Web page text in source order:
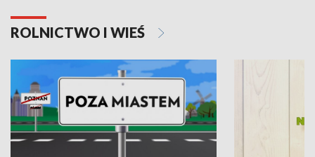
ROLNICTWO I WIEŚ